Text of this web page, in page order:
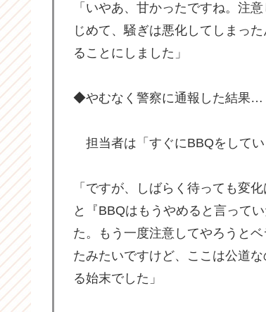
「いやあ、甘かったですね。注
じめて、騒ぎは悪化してしまっ
ることにしました」
◆やむなく警察に通報した結果…
担当者は「すぐにBBQをしてい
「ですが、しばらく待っても変
と『BBQはもうやめると言って
た。もう一度注意してやろうと
たみたいですけど、ここは公道
る始末でした」